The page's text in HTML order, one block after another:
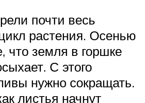
почти весь
растения. Осенью
что земля в горшке
С этого
нужно сокращать.
листья начнут